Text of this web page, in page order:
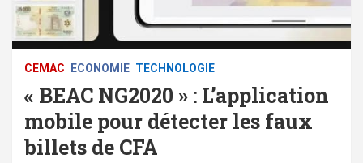
CEMAC ECONOMIE TECHNOLOGIE
« BEAC NG2020 » : L’application
mobile pour détecter les faux
billets de CFA